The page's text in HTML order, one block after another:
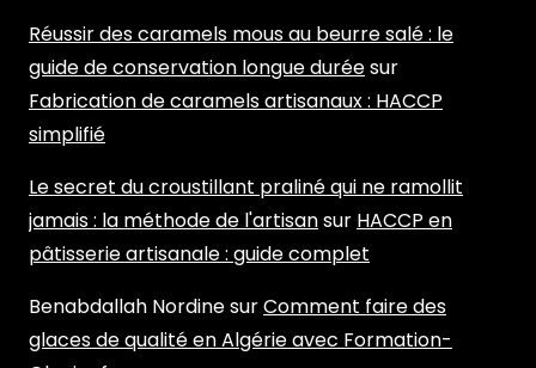
Réussir des caramels mous au beurre salé : le
guide de conservation longue duréesur
Fabrication de caramels artisanaux : HACCP
simplifié
Le secret du croustillant praliné qui ne ramollit
jamais : la méthode de l'artisansur HACCP en
pâtisserie artisanale : guide complet
Benabdallah NordinesurComment faire des
glaces de qualité en Algérie avec Formation-